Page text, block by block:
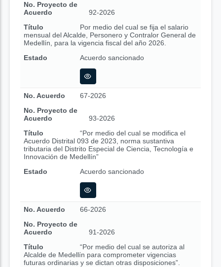
No. Proyecto de
Acuerdo
92-2026
Título
Por medio del cual se fija el salario
mensual del Alcalde, Personero y Contralor General de
Medellín, para la vigencia fiscal del año 2026.
Estado
Acuerdo sancionado
No. Acuerdo
67-2026
No. Proyecto de
Acuerdo
93-2026
Título
“Por medio del cual se modifica el
Acuerdo Distrital 093 de 2023, norma sustantiva
tributaria del Distrito Especial de Ciencia, Tecnología e
Innovación de Medellín”
Estado
Acuerdo sancionado
No. Acuerdo
66-2026
No. Proyecto de
Acuerdo
91-2026
Título
“Por medio del cual se autoriza al
Alcalde de Medellín para comprometer vigencias
futuras ordinarias y se dictan otras disposiciones”.